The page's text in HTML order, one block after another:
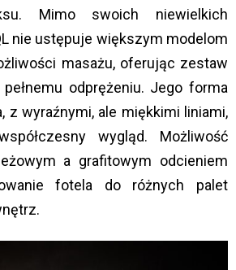
Mimo swoich niewielkich
nie ustępuje większym modelom
masażu, oferując zestaw
odprężeniu. Jego forma
z wyraźnymi, ale miękkimi liniami,
wygląd. Możliwość
a grafitowym odcieniem
fotela do różnych palet